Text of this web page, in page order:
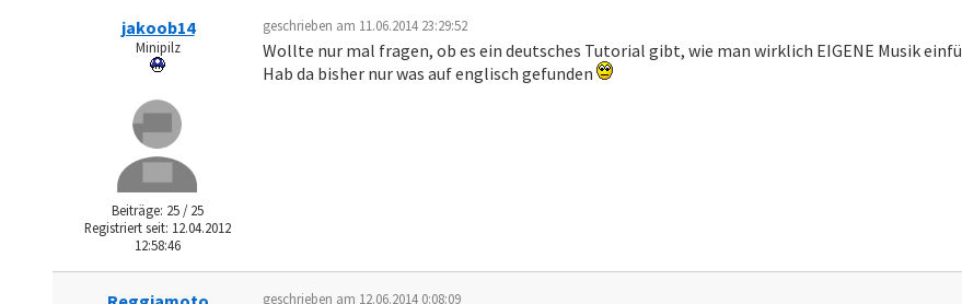
jakoob14
Minipilz
Beiträge: 25 / 25
Registriert seit: 12.04.2012
12:58:46
geschrieben am 11.06.2014 23:29:52
Wollte nur mal fragen, ob es ein deutsches Tutorial gibt, wie man wirklich EIGENE Musik
Hab da bisher nur was auf englisch gefunden
geschrieben am 12.06.2014 0:08:09